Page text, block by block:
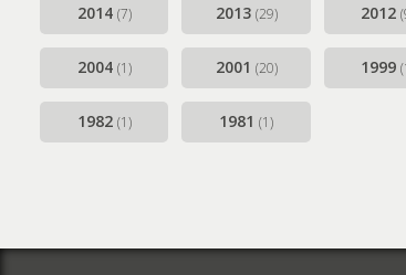
2014 (7) 2013 (29) 2012
2004 (1) 2001 (20) 1999
1982 (1) 1981(1)